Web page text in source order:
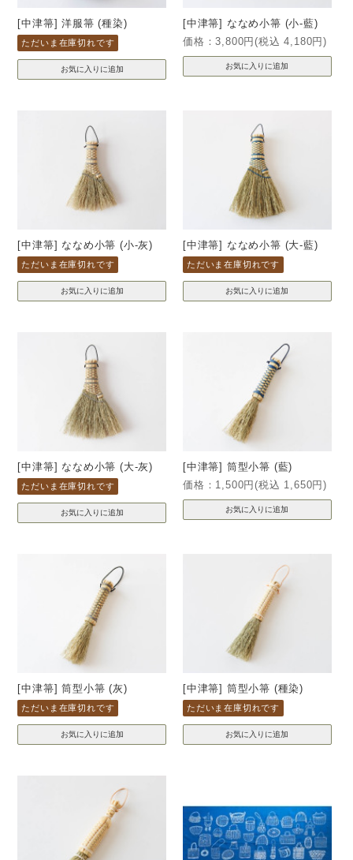
[中津箒] 洋服箒 (種染)
ただいま在庫切れです
[中津箒] ななめ小箒 (小-藍)
価格：3,800円(税込 4,180円)
[中津箒] ななめ小箒 (小-灰)
ただいま在庫切れです
[中津箒] ななめ小箒 (大-藍)
ただいま在庫切れです
[中津箒] ななめ小箒 (大-灰)
ただいま在庫切れです
[中津箒] 筒型小箒 (藍)
価格：1,500円(税込 1,650円)
[中津箒] 筒型小箒 (灰)
ただいま在庫切れです
[中津箒] 筒型小箒 (種染)
ただいま在庫切れです